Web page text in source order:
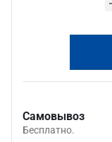
Самовывоз
Бесплатно.